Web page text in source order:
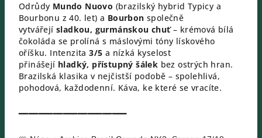
Odrůdy Mundo Nuovo (brazilský hybrid Typicy a
Bourbonu z 40. let) a Bourbon společně
vytvářejí sladkou, gurmánskou chuť – krémová bílá
čokoláda se prolíná s máslovými tóny lískového
oříšku. Intenzita 3/5 a nízká kyselost
přinášejí hladký, přístupný šálek bez ostrých hran.
Brazilská klasika v nejčistší podobě – spolehlivá,
pohodová, každodenní. Káva, ke které se vracíte.
━━━━━━━━━━━━━━━━━━━━━━